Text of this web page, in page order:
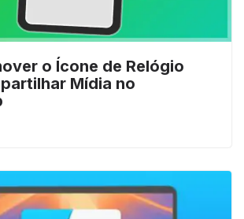
o Ícone de Relógio
Mídia no